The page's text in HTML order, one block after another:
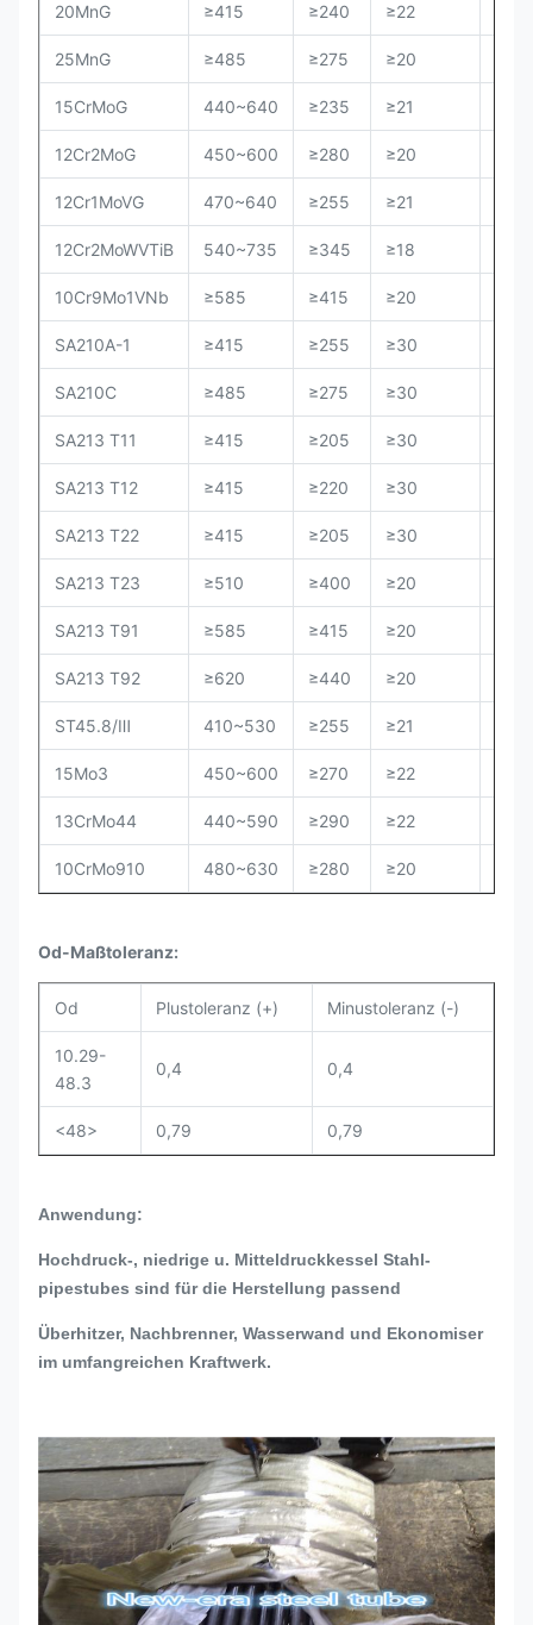
20MnG ≥415 ≥240 ≥22
25MnG ≥485 ≥275 ≥20
15CrMoG 440~640 ≥235 ≥21
12Cr2MoG 450~600 ≥280 ≥20
12Cr1MoVG 470~640 ≥255 ≥21
12Cr2MoWVTiB 540~735 ≥345 ≥18
10Cr9Mo1VNb ≥585 ≥415 ≥20
SA210A-1 ≥415 ≥255 ≥30
SA210C ≥485 ≥275 ≥30
SA213 T11 ≥415 ≥205 ≥30
SA213 T12 ≥415 ≥220 ≥30
SA213 T22 ≥415 ≥205 ≥30
SA213 T23 ≥510 ≥400 ≥20
SA213 T91 ≥585 ≥415 ≥20
SA213 T92 ≥620 ≥440 ≥20
ST45.8/Ⅲ 410~530 ≥255 ≥21
15Mo3 450~600 ≥270 ≥22
13CrMo44 440~590 ≥290 ≥22
10CrMo910 480~630 ≥280 ≥20
Od-Maßtoleranz:
Od Plustoleranz (+) Minustoleranz (-)
10.29-
48.3
0,4 0,4
<48> 0,79 0,79
Anwendung:
Hochdruck-, niedrige u. Mitteldruckkessel Stahl-
pipestubes sind für die Herstellung passend
Überhitzer, Nachbrenner, Wasserwand und Ekonomiser
im umfangreichen Kraftwerk.